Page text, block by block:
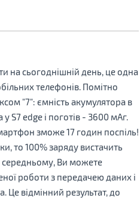
на сьогоднішній день, це одна
телефонів. Помітно
"7": ємність акумулятора в
S7 edge і поготів - 3600 мАг.
зможе 17 годин поспіль!
то 100% заряду вистачить
Ви можете
роботи з передачею даних і
Це відмінний результат, до